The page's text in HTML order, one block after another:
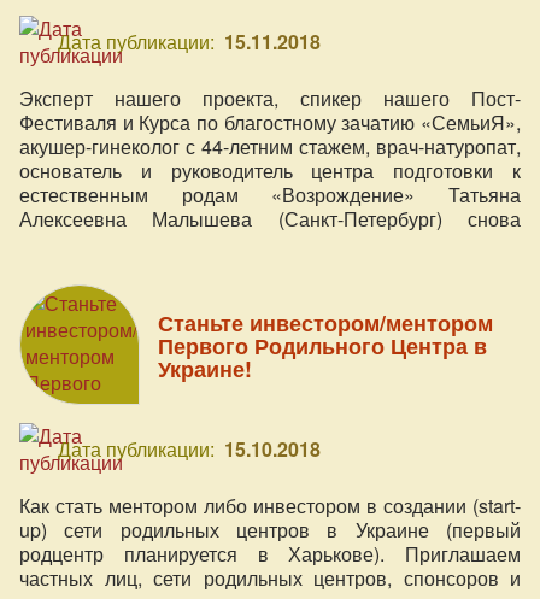
Дата публикации: 15.11.2018
Эксперт нашего проекта, спикер нашего Пост-
Фестиваля и Курса по благостному зачатию «СемьиЯ»,
акушер-гинеколог с 44-летним стажем, врач-натуропат,
основатель и руководитель центра подготовки к
естественным родам «Возрождение» Татьяна
Алексеевна Малышева (Санкт-Петербург) снова
рождению здорового и счастливого человека».
Станьте инвестором/ментором
Первого Родильного Центра в
Украине!
Дата публикации: 15.10.2018
Как стать ментором либо инвестором в создании (start-
up) сети родильных центров в Украине (первый
родцентр планируется в Харькове). Приглашаем
частных лиц, сети родильных центров, спонсоров и